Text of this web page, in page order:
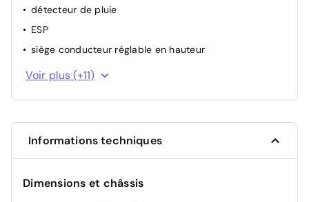
détecteur de pluie
ESP
siège conducteur réglable en hauteur
volant chauffant
feux de jour à LED
Identification des panneaux de signalisation
Voir plus (+11)
Informations techniques
Dimensions et châssis